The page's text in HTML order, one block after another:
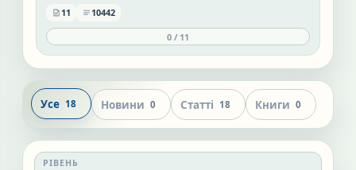
place matters and what pressures it faces today.
11 10442
0 / 11
Усе 18 Новини 0 Статті 18 Книги 0
РІВЕНЬ